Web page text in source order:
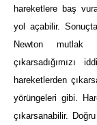
hareketlere baş
yol açabilir.
Newton mutlak
çıkarsadığımızı
hareketlerden
yörüngeleri gibi.
çıkarsanabilir.